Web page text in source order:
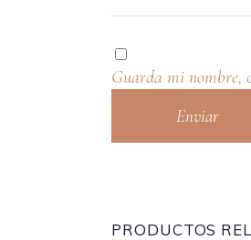
Guarda mi nombre,
PRODUCTOS